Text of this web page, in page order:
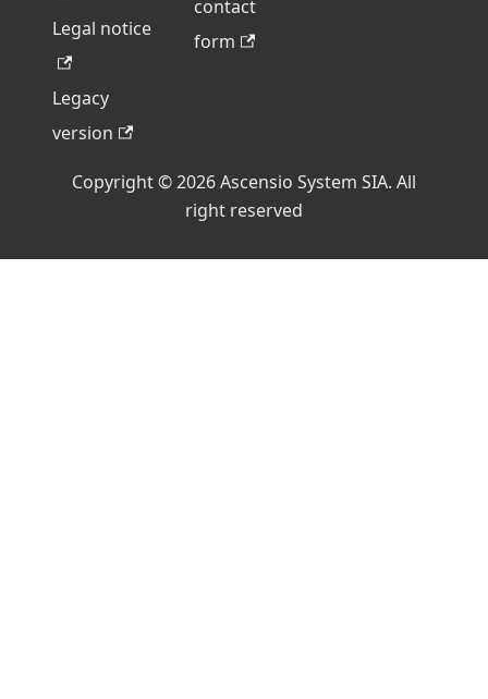
Legal notice
Legacy
version
contact
form
Copyright © 2026 Ascensio System SIA. All
right reserved